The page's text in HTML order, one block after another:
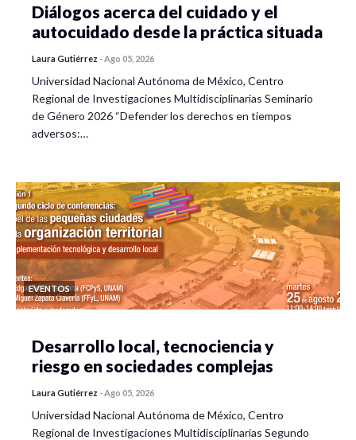
Diálogos acerca del cuidado y el
autocuidado desde la práctica situada
Laura Gutiérrez -Ago 05, 2026
Universidad Nacional Autónoma de México, Centro
Regional de Investigaciones Multidisciplinarias Seminario
de Género 2026 “Defender los derechos en tiempos
adversos:…
EVENTOS
Desarrollo local, tecnociencia y
riesgo en sociedades complejas
Laura Gutiérrez -Ago 05, 2026
Universidad Nacional Autónoma de México, Centro
Regional de Investigaciones Multidisciplinarias Segundo